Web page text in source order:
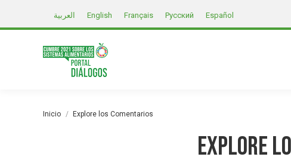
العربية English Français Русский Español
Estás aquí:
Inicio Explore los Comentarios
Explore